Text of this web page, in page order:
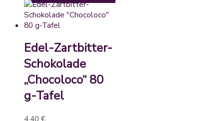
Edel-Zartbitter-
Schokolade
„Chocoloco“ 80
g-Tafel
4,40 €